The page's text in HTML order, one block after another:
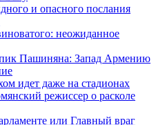
и опасного послания
неожиданное
Пашиняна: Запад Армению
идет даже на стадионах
режиссер о расколе
или Главный враг